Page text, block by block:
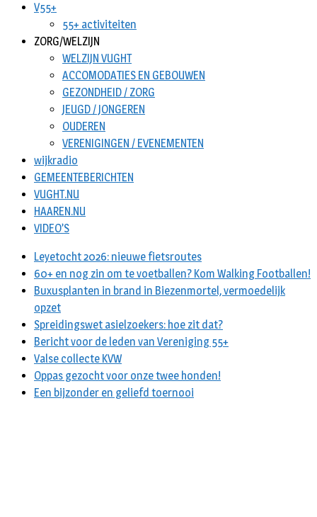
V55+
55+ activiteiten
ZORG/WELZIJN
WELZIJN VUGHT
ACCOMODATIES EN GEBOUWEN
GEZONDHEID / ZORG
JEUGD / JONGEREN
OUDEREN
VERENIGINGEN / EVENEMENTEN
wijkradio
GEMEENTEBERICHTEN
VUGHT.NU
HAAREN.NU
VIDEO’S
Leyetocht 2026: nieuwe fietsroutes
60+ en nog zin om te voetballen? Kom Walking Footballen!
Buxusplanten in brand in Biezenmortel, vermoedelijk
opzet
Spreidingswet asielzoekers: hoe zit dat?
Bericht voor de leden van Vereniging 55+
Valse collecte KVW
Oppas gezocht voor onze twee honden!
Een bijzonder en geliefd toernooi